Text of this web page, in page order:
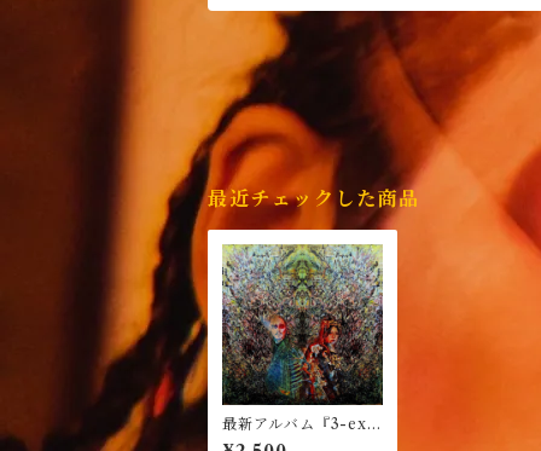
最近チェックした商品
最新アルバム『3-exis
tence-』